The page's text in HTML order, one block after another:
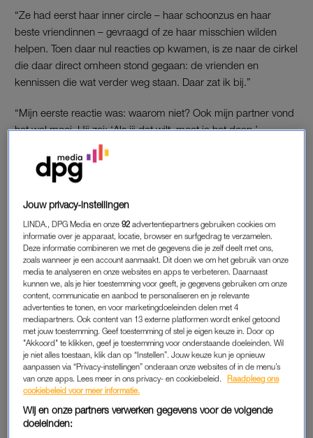
“Ze had eerst haar inner circle – haar schoonzus en haar
beste vriendinnen – gevraagd of ze haar misschien wilden
helpen. Toen daar nul reacties op kwamen, is ze naar de cirkel
die daar direct omheen stond gegaan: de vrienden en
kennissen die wat verder weg staan. Daar zat ik bij.”
“Mijn eerste reactie was: waarom niet? Ook mijn partner vond
het wel mooi. Hij zei: ‘Als jij dat wilt, moet je het doen.’
Vervolgens heb ik haar natuurlijk wel bestookt met vragen: hoe
zit het met de punctie, prikken en dat soort dingen. Maar
eigenlijk heb ik al vrij snel gezegd: ‘Ja, ik doe het.'”
Myrthe ziet vooral weinig redenen om het niét te doen. “Alle
lichten stonden op groen. De vriendin woont niet bij mij in de
buurt, waardoor ik haar en het kind niet de hele tijd tegen zou
komen. Ook is ze geen héle goede vriendin, wat op hetzelfde
neerkomt. Dat klinkt gek, maar we zien elkaar niet heel vaak.
Ik vond het fijn om die afstand te hebben. Tot slot is mijn eigen
gezin ‘klaar’: ik heb twee prachtige meiden en we hoeven
geen derde.”
Wensouders moeten voor
eiceldonatie vaak de grens
taboe'
Jouw privacy-instellingen
LINDA., DPG Media en onze92 advertentiepartners gebruiken cookies om
informatie over je apparaat, locatie, browser en surfgedrag te verzamelen.
Deze informatie combineren we met de gegevens die je zelf deelt met ons,
zoals wanneer je een account aanmaakt. Dit doen we om het gebruik van onze
media te analyseren en onze websites en apps te verbeteren. Daarnaast
kunnen we, als je hier toestemming voor geeft, je gegevens gebruiken om onze
content, communicatie en aanbod te personaliseren en je relevante
advertenties te tonen, en voor marketingdoeleinden delen met 4
mediapartners. Ook content van 13 externe platformen wordt enkel getoond
met jouw toestemming. Geef toestemming of stel je eigen keuze in. Door op
"Akkoord" te klikken, geef je toestemming voor onderstaande doeleinden. Wil
je niet alles toestaan, klik dan op “Instellen”. Jouw keuze kun je opnieuw
aanpassen via “Privacy-instellingen” onderaan onze websites of in de menu’s
van onze apps. Lees meer in ons privacy- en cookiebeleid.
Raadpleeg ons
cookiebeleid voor meer informatie.
Wij en onze partners verwerken gegevens voor de volgende
doeleinden: